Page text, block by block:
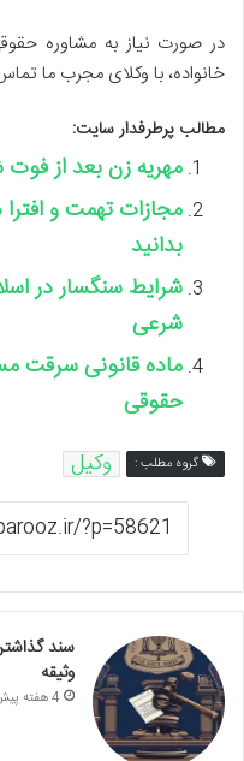
در صورت نیاز به مشاوره
خانواده، با وکلای مجرب ما
مطالب پرطرفدار سایت:
مهریه زن بعد از
مجازات تهمت و
بدانید
شرایط سنگسار در
شرعی
ماده قانونی سرقت
حقوقی
گروه مطلب : وکیل
سند
وثیقه
4 هفته پیش